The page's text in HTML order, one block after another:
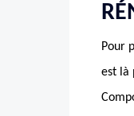
Pour
est là